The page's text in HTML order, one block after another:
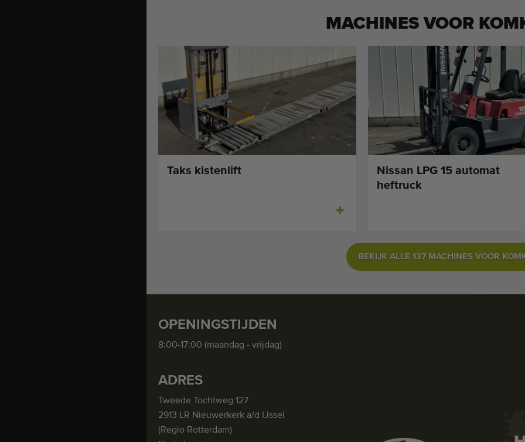
MACHINES VOOR
Taks kistenlift
Nissan LPG 15 automat
heftruck
BEKIJK ALLE 137 MACHINES VOOR
OPENINGSTIJDEN
8:00-17:00 (maandag - vrijdag)
ADRES
Tweede Tochtweg 127
2913 LR Nieuwerkerk a/d IJssel
(Regio Rotterdam)